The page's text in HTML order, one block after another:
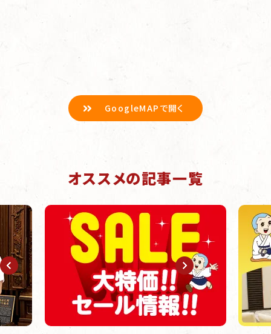
GoogleMAPで開く
オススメの記事一覧